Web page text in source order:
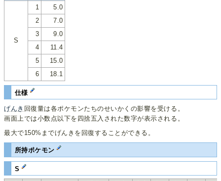
S
1
5.0
2
7.0
3
9.0
4
11.4
5
15.0
6
18.1
仕様
げんき 回復量は各ポケモンたちのせいかくの影響を受ける。
画面上では小数点以下を四捨五入された数字が表示される。
最大で150%までげんきを回復することができる。
所持ポケモン
S